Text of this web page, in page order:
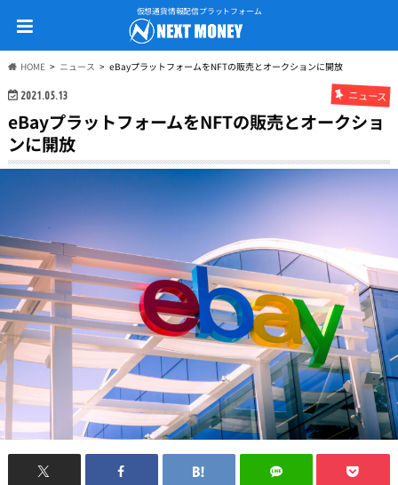
仮想通貨情報配信プラットフォーム
HOME ニュース eBayプラットフォームをNFTの販売とオークションに開放
2021.05.13 ニュース
eBayプラットフォームをNFTの販売とオークショ
ンに開放